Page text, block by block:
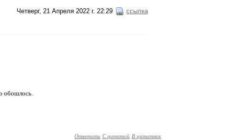
Четверг, 21 Апреля 2022 г. 22:29 ссылка
обошлось.
Ответить С цитатой В цитатник